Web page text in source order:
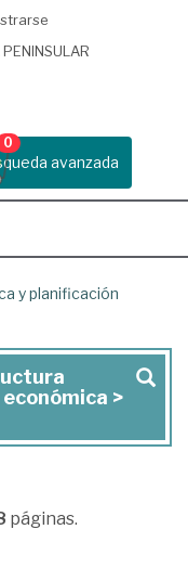
avanzada
0
y planificación
>
páginas.